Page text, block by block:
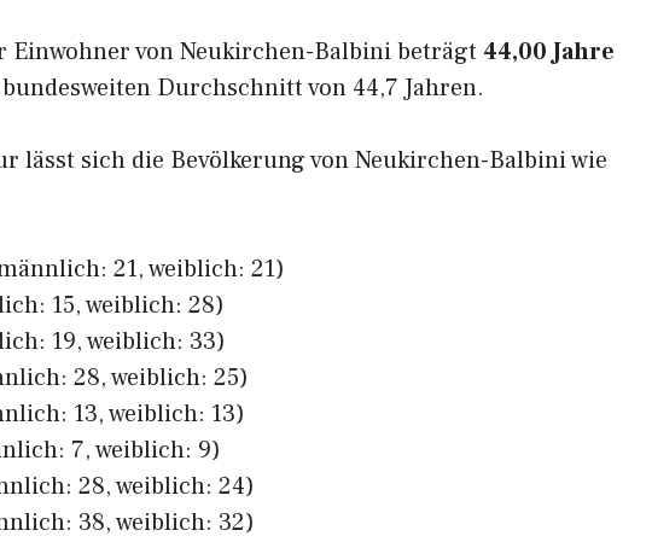
von Neukirchen-Balbini beträgt 44,00 Jahre
Durchschnitt von 44,7 Jahren.
lässt sich die Bevölkerung von Neukirchen-Balbini wie
21, weiblich: 21)
15, weiblich: 28)
19, weiblich: 33)
28, weiblich: 25)
13, weiblich: 13)
7, weiblich: 9)
28, weiblich: 24)
38, weiblich: 32)